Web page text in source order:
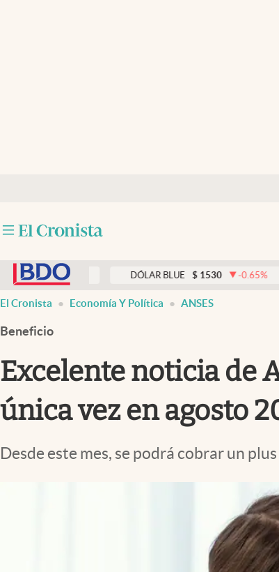
Otras secciones
Clima
Mundial 2026
El Cronista Studio
0.00% DÓLAR BLUE $ 1530 -0.65 %
El Cronista Economía Y Política ANSES
Beneficio
Excelente noticia de
única vez en agosto
Desde este mes, se podrá cobrar un